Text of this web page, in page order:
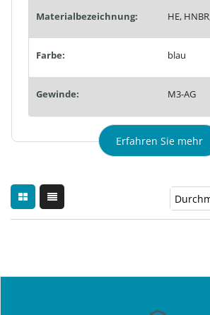
Materialbezeichnung:
Farbe: blau
Gewinde: M3-AG
Erfahren Sie mehr